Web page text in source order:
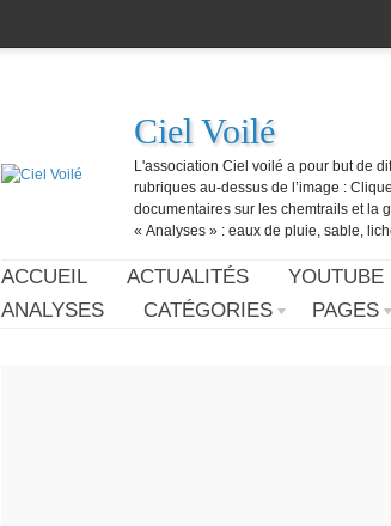
Ciel Voilé
L'association Ciel voilé a pour but de
rubriques au-dessus de l’image :
documentaires sur les chemtrails et la
« Analyses » : eaux de pluie, sable,
ACCUEIL ACTUALITÉS YOUTUBE
ANALYSES
CATÉGORIES PAGES